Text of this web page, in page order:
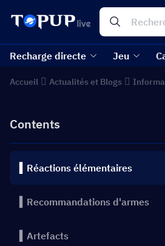
Recharge directe Jeu
Accueil Actualités et Blogs
Contents
▍Réactions élémentaires
▍Recommandations d'armes
▍Artefacts